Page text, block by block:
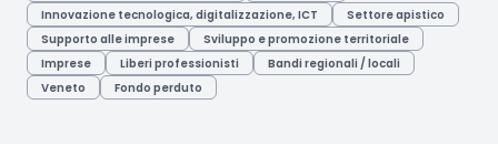
Innovazione tecnologica, digitalizzazione, ICT
Settore apistico
Supporto alle imprese
Sviluppo e promozione territoriale
Imprese
Liberi professionisti
Bandi regionali / locali
Veneto
Fondo perduto